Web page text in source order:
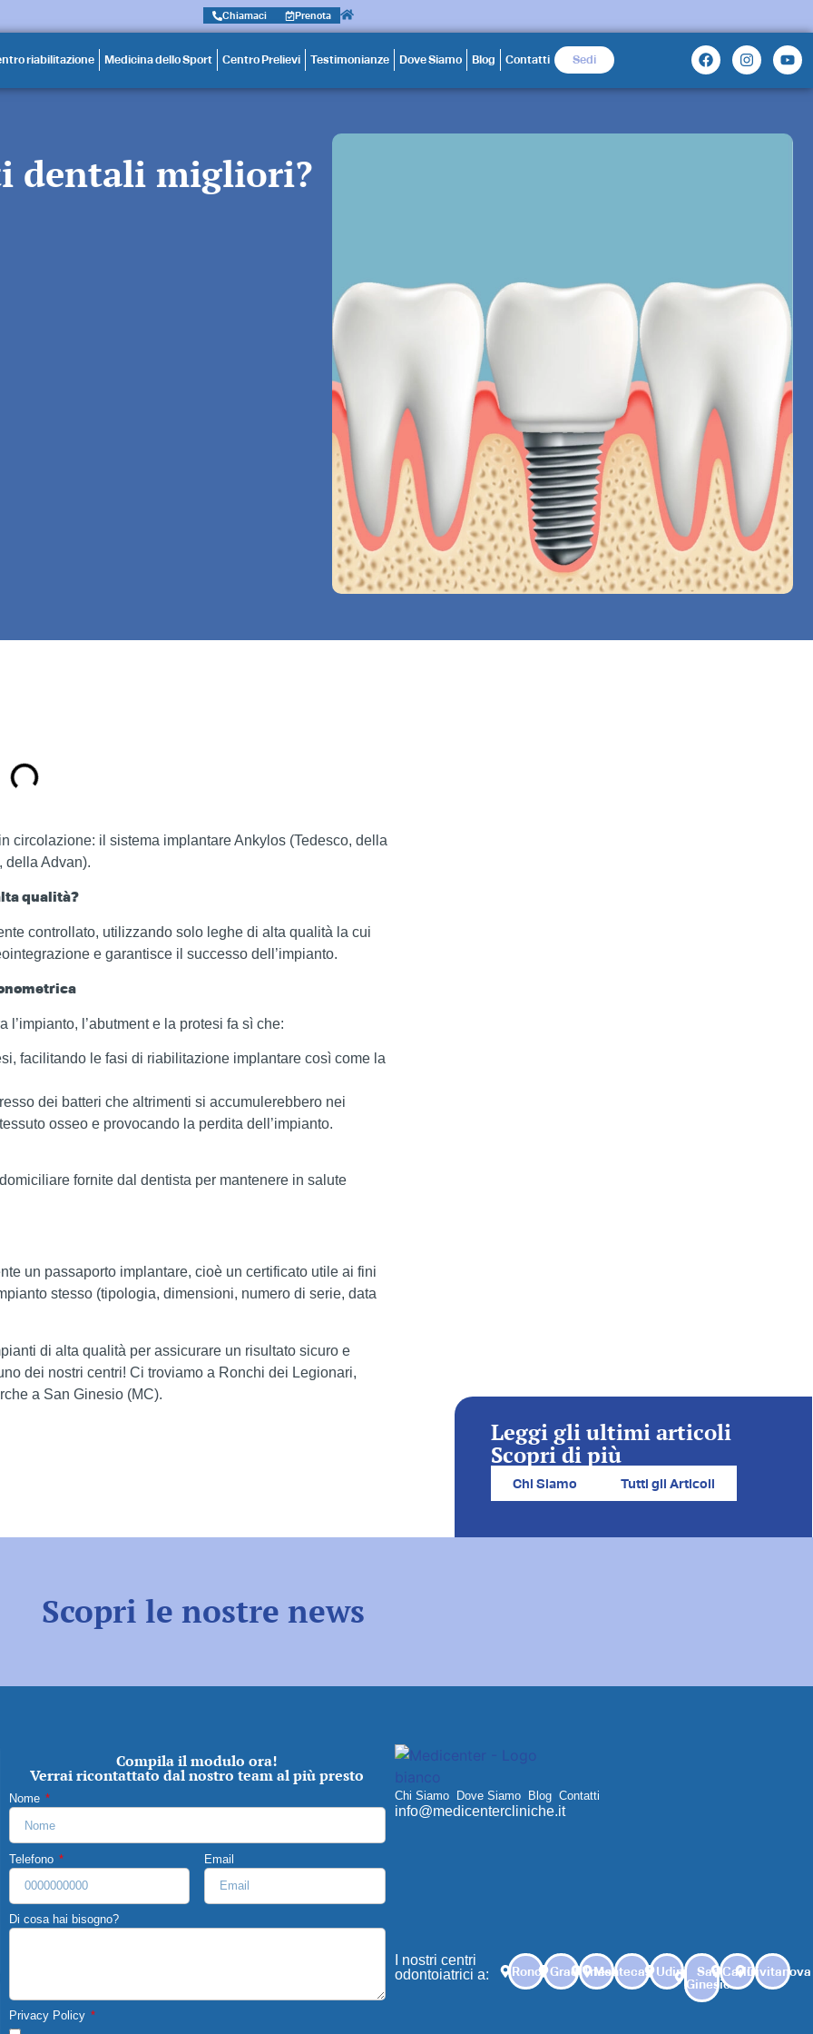
Chiamaci Prenota
riabilitazione Medicina dello Sport Centro Prelievi Testimonianze Dove Siamo Blog Contatti Sedi
dentali migliori?
circolazione: il sistema implantare Ankylos (Tedesco, della
della Advan).
qualità?
controllato, utilizzando solo leghe di alta qualità la cui
e garantisce il successo dell’impianto.
l’abutment e la protesi fa sì che:
facilitando le fasi di riabilitazione implantare così come la
dei batteri che altrimenti si accumulerebbero nei
osseo e provocando la perdita dell’impianto.
fornite dal dentista per mantenere in salute
un passaporto implantare, cioè un certificato utile ai fini
stesso (tipologia, dimensioni, numero di serie, data
di alta qualità per assicurare un risultato sicuro e
dei nostri centri! Ci troviamo a Ronchi dei Legionari,
a San Ginesio (MC).
Leggi gli ultimi articoli
Scopri di più
Chi Siamo Tutti gli Articoli
Scopri le nostre news
Compila il modulo ora!
Verrai ricontattato dal nostro team al più presto
Nome
Telefono Email
Di cosa hai bisogno?
Privacy Policy
Chi Siamo Dove Siamo Blog Contatti
info@medicentercliniche.it
I nostri centri
odontoiatrici a:
RonchiGradoTrieste
Montecassiano
Udine San
Ginesio
CarlinoCivitanova